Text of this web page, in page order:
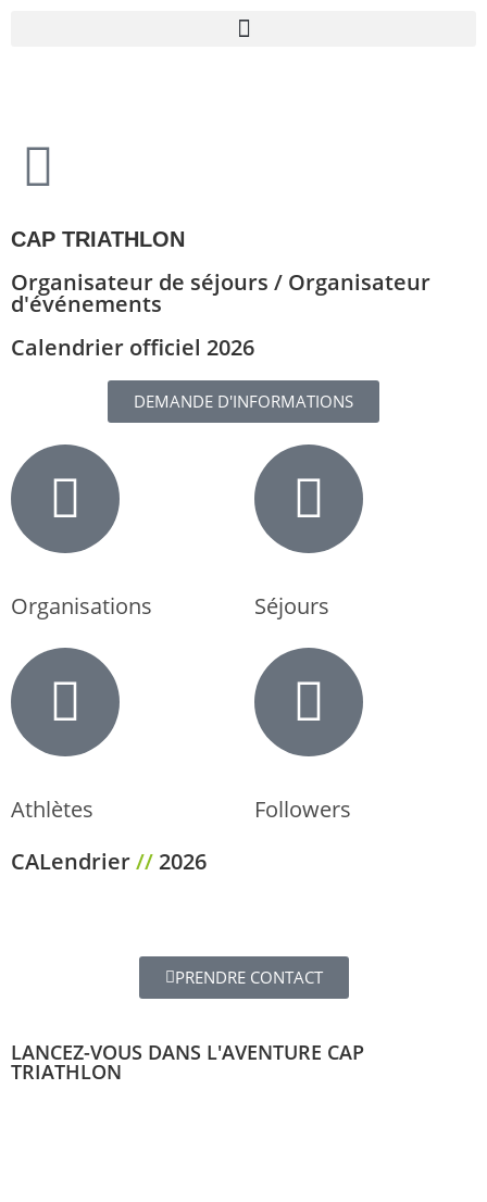
CAP TRIATHLON
Organisateur de séjours / Organisateur
d'événements
Calendrier officiel 2026
DEMANDE D'INFORMATIONS
Organisations Séjours
Athlètes
Followers
CALendrier//2026
PRENDRE CONTACT
LANCEZ-VOUS DANS L'AVENTURE CAP
TRIATHLON